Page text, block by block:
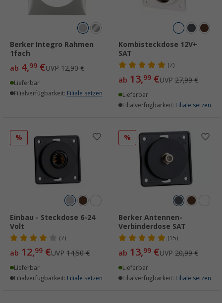
Berker Integro Rahmen
1fach
ab 4,99 €UVP 12,90 €
Lieferbar
Filialverfügbarkeit: Filiale setzen
Kombisteckdose 12V+
SAT
(7)
ab 13,99 €UVP 27,99 €
Lieferbar
Filialverfügbarkeit: Filiale setzen
%
Einbau - Steckdose 6-24
Volt
(7)
ab 12,99 €UVP 14,50 €
Lieferbar
Filialverfügbarkeit: Filiale setzen
%
Berker Antennen-
Verbinderdose SAT
(15)
ab 13,99 €UVP 20,99 €
Lieferbar
Filialverfügbarkeit: Filiale setzen